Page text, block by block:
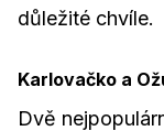
důležité chvíle.
Karlovačko a
Dvě